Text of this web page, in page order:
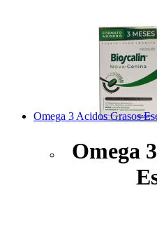
Omega 3 Acidos Grasos
Omega